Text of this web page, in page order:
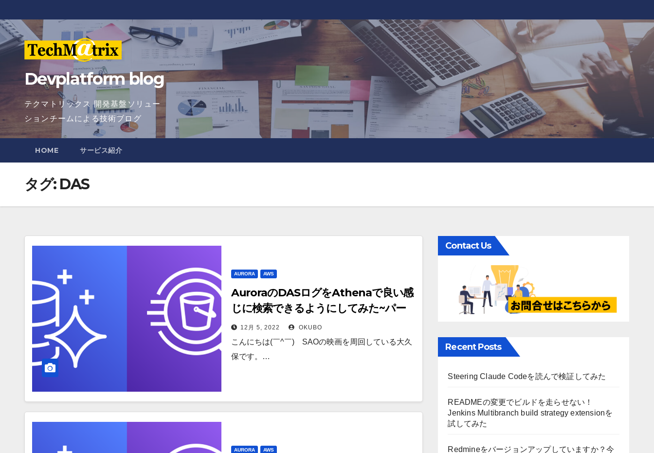
to
content
Devplatform blog
テクマトリックス 開発基盤ソリュー
ションチームによる技術ブログ
HOME サービス紹介
タグ: DAS
AURORA AWS
AuroraのDASログをAthenaで良い感
じに検索できるようにしてみた~パー
ト3/3~
12月 5, 2022 OKUBO
こんにちは(￣^￣)ゞSAOの映画を周回している大久
保です。…
AURORA AWS
Contact Us
Recent Posts
Steering Claude Codeを読んで検証してみた
READMEの変更でビルドを走らせない！
Jenkins Multibranch build strategy extensionを
試してみた
Redmineをバージョンアップしていますか？今